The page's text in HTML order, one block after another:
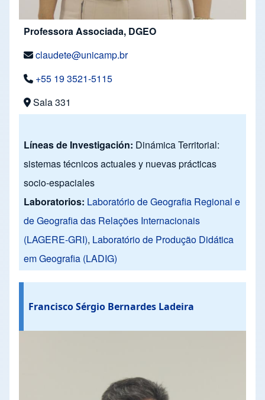
Professora Associada, DGEO
claudete@unicamp.br
+55 19 3521-5115
Sala 331
Líneas de Investigación: Dinámica Territorial:
sistemas técnicos actuales y nuevas prácticas
socio-espaciales
Laboratorios: Laboratório de Geografia Regional e
de Geografia das Relações Internacionais
(LAGERE-GRI), Laboratório de Produção Didática
em Geografia (LADIG)
Francisco Sérgio Bernardes Ladeira